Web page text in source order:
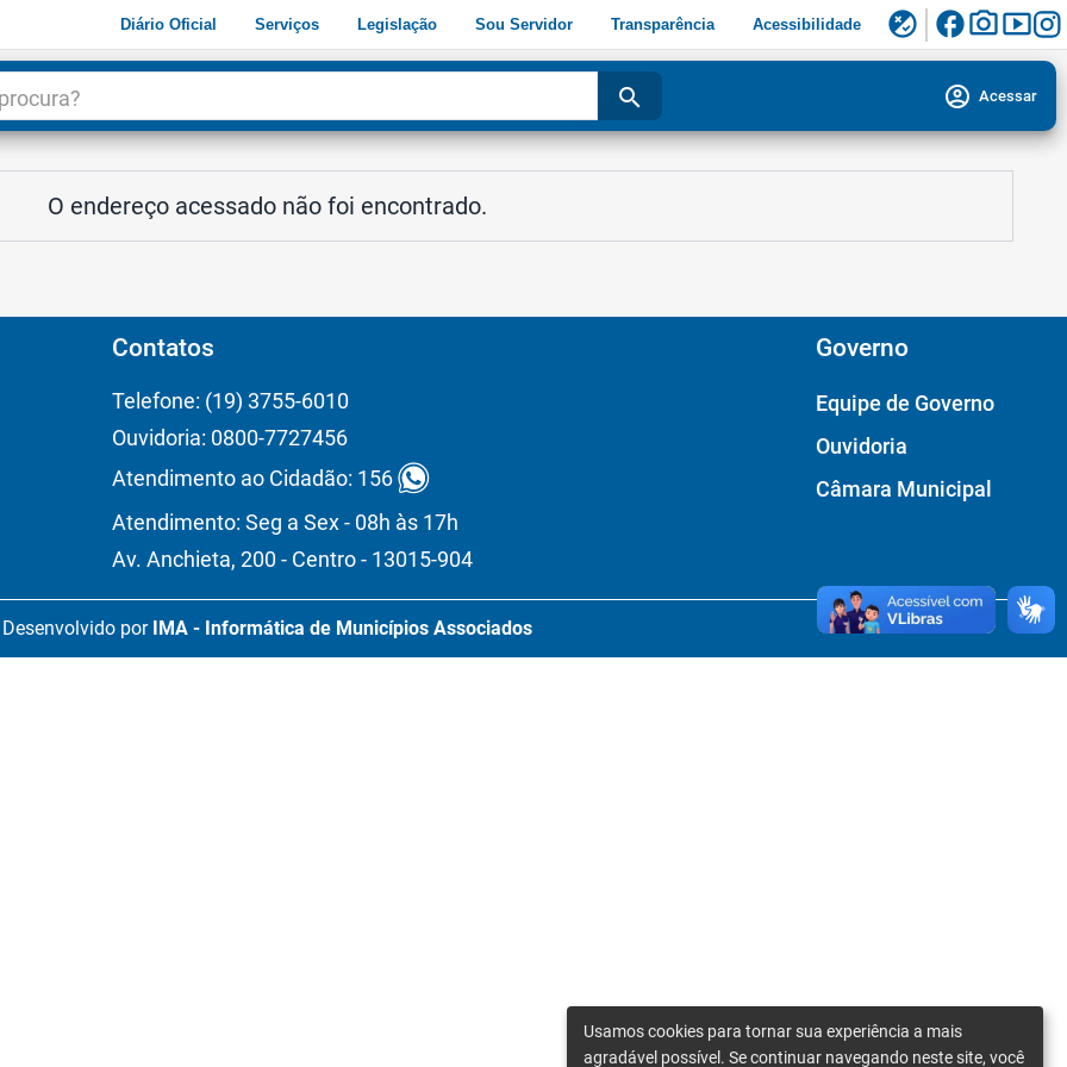
Diário Oficial Serviços Legislação Sou Servidor Transparência Acessibilidade flaky facebookphoto_camerasmart_display
search account_circle Acessar
O endereço acessado não foi encontrado.
Contatos
Telefone: (19) 3755-6010
Ouvidoria: 0800-7727456
Atendimento ao Cidadão: 156
Atendimento: Seg a Sex - 08h às 17h
Av. Anchieta, 200 - Centro - 13015-904
Governo
Equipe de Governo
Ouvidoria
Câmara Municipal
Desenvolvido por IMA - Informática de Municípios Associados
Usamos cookies para tornar sua experiência a mais
agradável possível. Se continuar navegando neste site, você